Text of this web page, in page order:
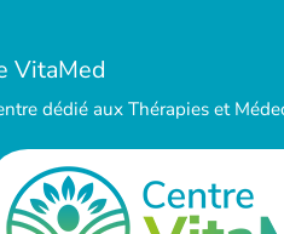
VitaMed
dédié aux Thérapies et